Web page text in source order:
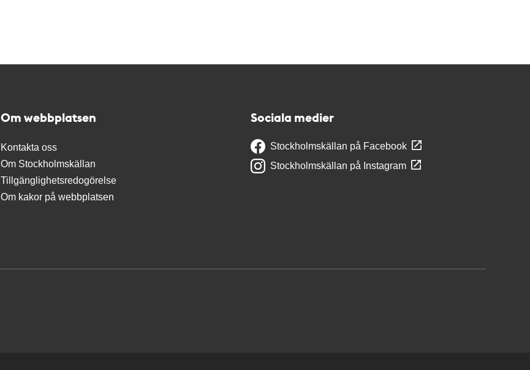
Om webbplatsen
Kontakta oss
Om Stockholmskällan
Tillgänglighetsredogörelse
Om kakor på webbplatsen
Sociala medier
Stockholmskällan på Facebook
Stockholmskällan på Instagram